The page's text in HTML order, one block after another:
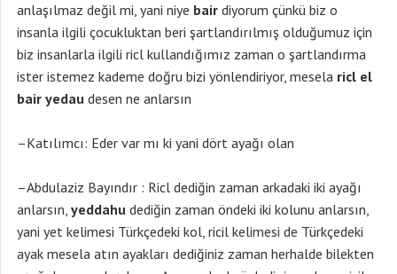
anlaşılmaz değil mi, yani niye bair diyorum çünkü biz o
insanla ilgili çocukluktan beri şartlandırılmış olduğumuz için
biz insanlarla ilgili ricl kullandığımız zaman o şartlandırma
ister istemez kademe doğru bizi yönlendiriyor, mesela ricl el
bair yedau desen ne anlarsın
–Katılımcı: Eder var mı ki yani dört ayağı olan
–Abdulaziz Bayındır : Ricl dediğin zaman arkadaki iki ayağı
anlarsın, yeddahu dediğin zaman öndeki iki kolunu anlarsın,
yani yet kelimesi Türkçedeki kol, ricil kelimesi de Türkçedeki
ayak mesela atın ayakları dediğiniz zaman herhalde bilekten